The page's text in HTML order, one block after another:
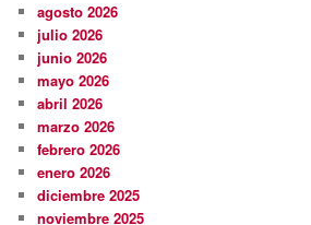
agosto 2026
julio 2026
junio 2026
mayo 2026
abril 2026
marzo 2026
febrero 2026
enero 2026
diciembre 2025
noviembre 2025